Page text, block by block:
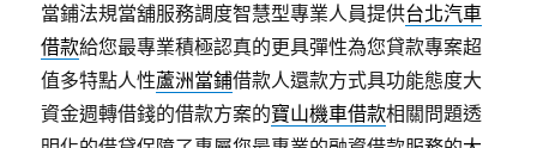
當鋪法規當舖服務調度智慧型專業人員提供台北汽車
借款給您最專業積極認真的更具彈性為您貸款專案超
值多特點人性蘆洲當鋪借款人還款方式具功能態度大
資金週轉借錢的借款方案的寶山機車借款相關問題透